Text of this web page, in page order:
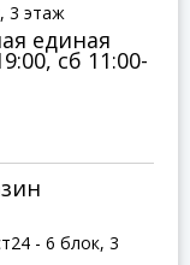
3 этаж
единая
сб 11:00-
- 6 блок, 3